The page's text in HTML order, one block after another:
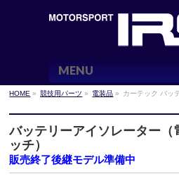
MENU
HOME » 競技用パーツ » 電装品 » カーテック バッ
バッテリーアイソレーター（
ッチ）
販売終了後継モデル準備中